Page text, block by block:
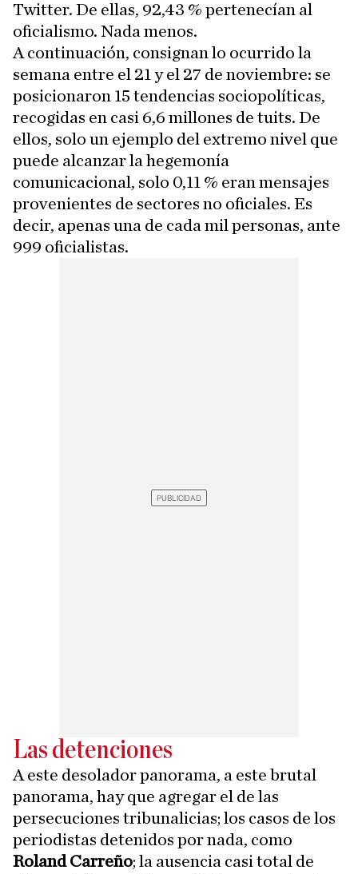
Twitter. De ellas, 92,43 % pertenecían al
oficialismo. Nada menos.
A continuación, consignan lo ocurrido la
semana entre el 21 y el 27 de noviembre: se
posicionaron 15 tendencias sociopolíticas,
recogidas en casi 6,6 millones de tuits. De
ellos, solo un ejemplo del extremo nivel que
puede alcanzar la hegemonía
comunicacional, solo 0,11 % eran mensajes
provenientes de sectores no oficiales. Es
decir, apenas una de cada mil personas, ante
999 oficialistas.
Las detenciones
A este desolador panorama, a este brutal
panorama, hay que agregar el de las
persecuciones tribunalicias; los casos de los
periodistas detenidos por nada, como
Roland Carreño; la ausencia casi total de